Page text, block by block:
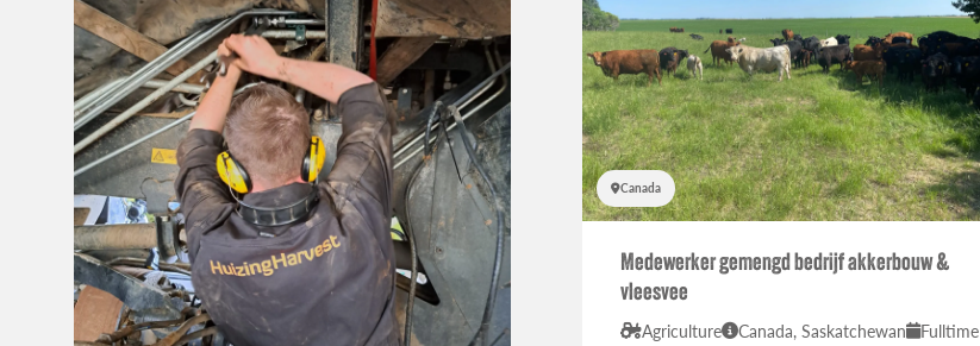
Canada
Medewerker gemengd bedrijf akkerbouw &
vleesvee
Agriculture Canada, Saskatchewan Fulltime